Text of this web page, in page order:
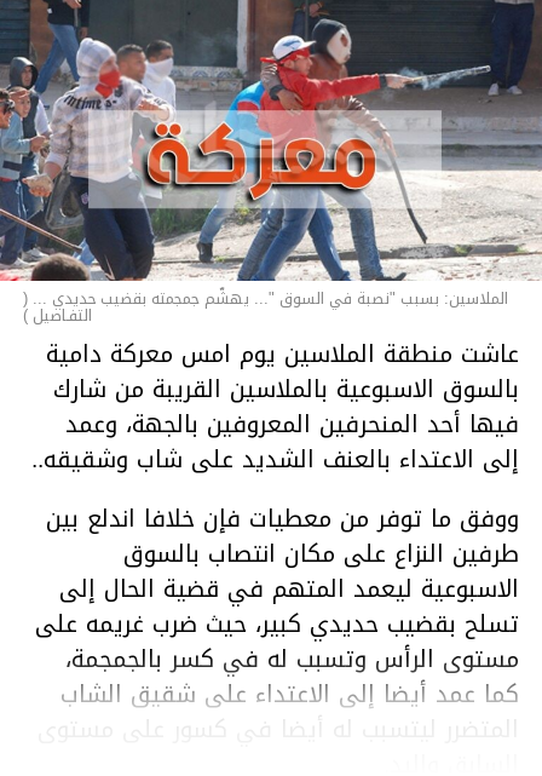
الملاسين: بسبب "نصبة في السوق "... يهشّم جمجمته بقضيب حديدي ... (
التفـاصيل )
عاشت منطقة الملاسين يوم امس معركة دامية
بالسوق الاسبوعية بالملاسين القريبة من شارك
فيها أحد المنحرفين المعروفين بالجهة، وعمد
إلى الاعتداء بالعنف الشديد على شاب وشقيقه..
ووفق ما توفر من معطيات فإن خلافا اندلع بين
طرفين النزاع على مكان انتصاب بالسوق
الاسبوعية ليعمد المتهم في قضية الحال إلى
تسلح بقضيب حديدي كبير، حيث ضرب غريمه على
مستوى الرأس وتسبب له في كسر بالجمجمة،
كما عمد أيضا إلى الاعتداء على شقيق الشاب
المتضرر ليتسبب له أيضا في كسور على مستوى